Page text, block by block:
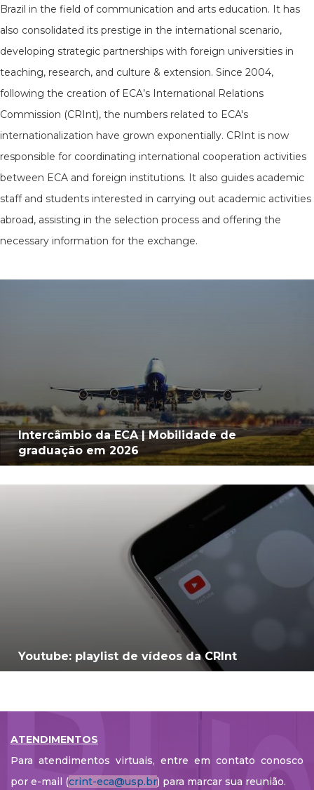
Brazil in the field of communication and arts education. It has
also consolidated its prestige in the international scenario,
developing strategic partnerships with foreign universities in
teaching, research, and culture & extension. Since 2004,
following the creation of ECA’s International Relations
Commission (CRInt), the numbers related to ECA's
internationalization have grown exponentially. CRInt is now
responsible for coordinating international cooperation activities
between ECA and foreign institutions. It also guides academic
staff and students interested in carrying out academic activities
abroad, assisting in the selection process and offering the
necessary information for the exchange.
Intercâmbio da ECA | Mobilidade de
graduação em 2026
Youtube: playlist de vídeos da CRInt
ATENDIMENTOS
Para atendimentos virtuais, entre em contato conosco
por e-mail (crint-eca@usp.br) para marcar sua reunião.